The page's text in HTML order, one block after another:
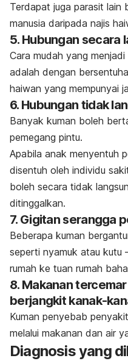
Terdapat juga parasit lain
manusia daripada najis
5. Hubungan secara
Cara mudah yang
adalah dengan
haiwan yang mempunyai
6. Hubungan tidak
Banyak kuman boleh
pemegang pintu.
Apabila anak menyentuh
disentuh oleh individu
boleh secara tidak
ditinggalkan.
7. Gigitan serangga
Beberapa kuman
seperti nyamuk atau kutu
rumah ke tuan rumah
8. Makanan
berjangkit kanak-
Kuman penyebab
melalui makanan dan air
Diagnosis yang